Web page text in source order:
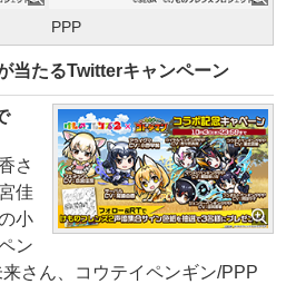
PPP
当たるTwitterキャンペーン
さ
佳
小
ン
さん、コウテイペンギン/PPP